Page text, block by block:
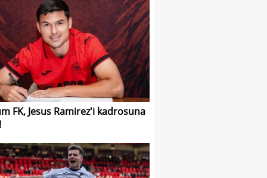
FK, Jesus Ramirez'i kadrosuna